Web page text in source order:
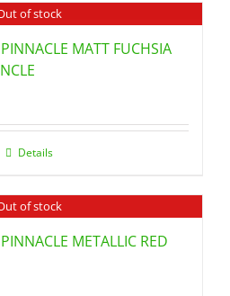
of stock
MATT FUCHSIA
Details
of stock
METALLIC RED